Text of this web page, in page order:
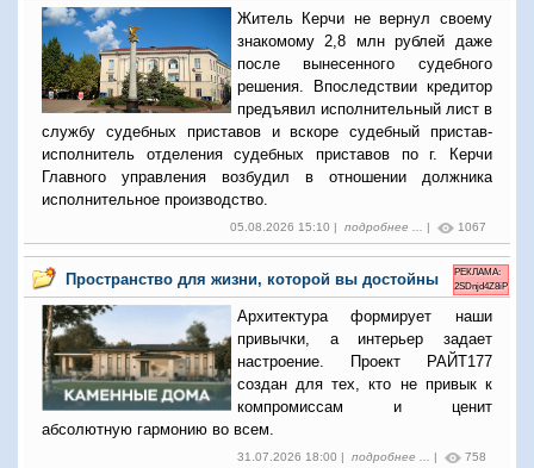
Житель Керчи не вернул своему
знакомому 2,8 млн рублей даже
после вынесенного судебного
решения. Впоследствии кредитор
предъявил исполнительный лист в
службу судебных приставов и вскоре судебный пристав-
исполнитель отделения судебных приставов по г. Керчи
Главного управления возбудил в отношении должника
исполнительное производство.
05.08.2026 15:10 | подробнее ... | 1067
Пространство для жизни, которой вы достойны
РЕКЛАМА:
2SDnjd4Z8iP
Архитектура формирует наши
привычки, а интерьер задает
настроение. Проект РАЙТ177
создан для тех, кто не привык к
компромиссам и ценит
абсолютную гармонию во всем.
31.07.2026 18:00 | подробнее ... | 758